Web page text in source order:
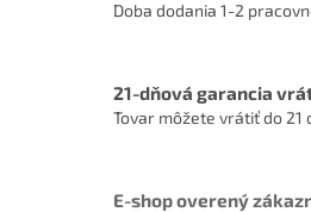
Doba dodania 1-2
21-dňová garancia
Tovar môžete vrátiť do 21
E-shop overený